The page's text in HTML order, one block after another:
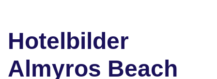
Hotelbilder
Almyros Beach